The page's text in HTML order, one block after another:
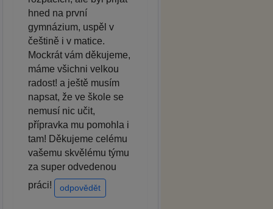
hned na první
gymnázium, uspěl v
češtině i v matice.
Mockrát vám děkujeme,
máme všichni velkou
radost! a ještě musím
napsat, že ve škole se
nemusí nic učit,
přípravka mu pomohla i
tam! Děkujeme celému
vašemu skvělému týmu
za super odvedenou
práci!
odpovědět